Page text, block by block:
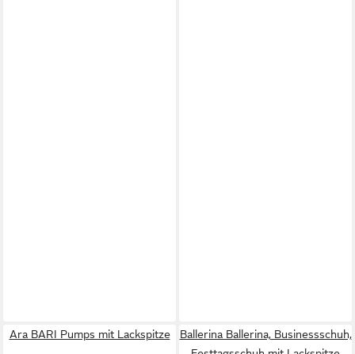
Ara BARI Pumps mit Lackspitze
Ballerina Ballerina, Businessschuh,